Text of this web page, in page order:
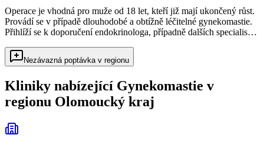
Operace je vhodná pro muže od 18 let, kteří již mají ukončený růst.
Provádí se v případě dlouhodobé a obtížně léčitelné gynekomastie.
Přihlíží se k doporučení endokrinologa, případně dalších specialis…
Nezávazná poptávka v regionu
Kliniky nabízející Gynekomastie v
regionu Olomoucký kraj